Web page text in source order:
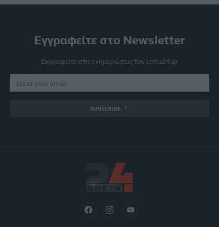
Εγγραφείτε στο Newsletter
Εγγραφείτε στις ενημερώσεις του creta24.gr
SUBSCRIBE